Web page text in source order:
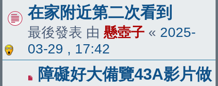
在家附近第二次看到
最後發表 由 懸壺子 « 2025-
03-29 , 17:42
障礙好大備覽43A影片做